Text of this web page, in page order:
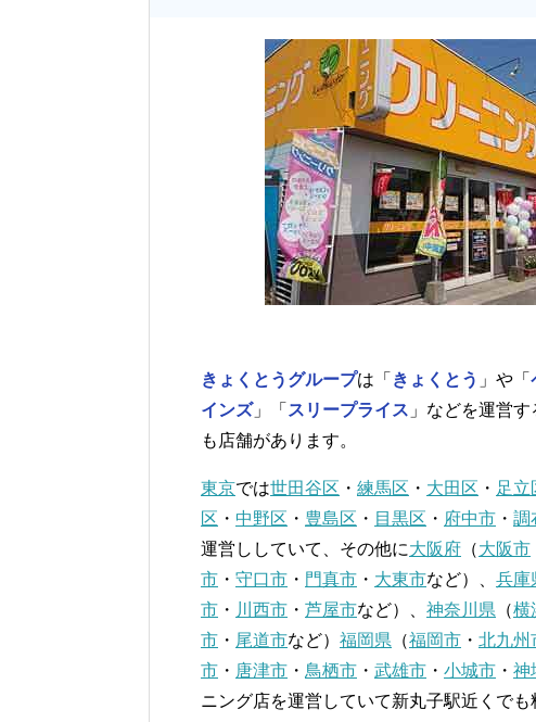
きょくとうグループは「 きょくとう 」や「
インズ」「 スリープライス 」などを運営
も店舗があります。
東京では世田谷区 ・ 練馬区 ・ 大田区 ・ 足立
区 ・ 中野区 ・ 豊島区 ・ 目黒区 ・ 府中市 ・ 調
運営ししていて、その他に大阪府 （大阪市
市 ・ 守口市 ・ 門真市 ・ 大東市など）、 兵庫
市 ・ 川西市 ・ 芦屋市など）、 神奈川県 （横
市 ・ 尾道市など） 福岡県 （福岡市 ・ 北九州
市 ・ 唐津市 ・ 鳥栖市 ・ 武雄市 ・ 小城市 ・ 神
ニング店を運営していて新丸子駅近くで